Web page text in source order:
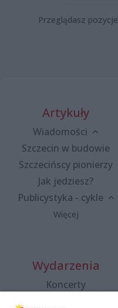
Przeglądasz pozycje
Artykuły
Wiadomości
Szczecin w budowie
Szczecińscy pionierzy
Jak jedziesz?
Publicystyka - cykle
Więcej
Wydarzenia
Koncerty